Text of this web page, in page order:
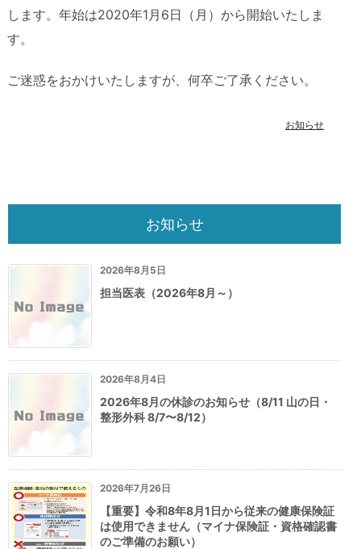
します。年始は2020年1月6日（月）から開始いたしま
す。
ご迷惑をおかけいたしますが、何卒ご了承ください。
お知らせ
お知らせ
2026年8月5日
担当医表（2026年8月～）
2026年8月4日
2026年8月の休診のお知らせ（8/11 山の日・
整形外科 8/7〜8/12）
2026年7月26日
【重要】令和8年8月1日から従来の健康保険証
は使用できません（マイナ保険証・資格確認書
のご準備のお願い）